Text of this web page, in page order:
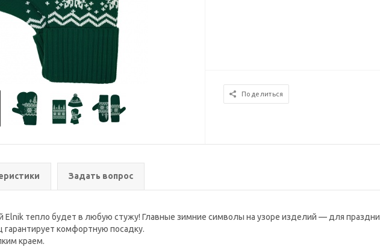
Поделиться
Задать вопрос
тепло будет в любую стужу! Главные зимние символы на узоре изделий — для
гарантирует комфортную посадку.
краем.